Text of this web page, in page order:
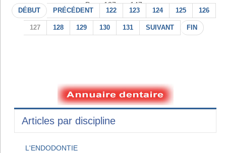
Page 127 sur 147
DÉBUT PRÉCÉDENT 122 123 124 125 126
127 128 129 130 131 SUIVANT FIN
Articles par discipline
L'ENDODONTIE